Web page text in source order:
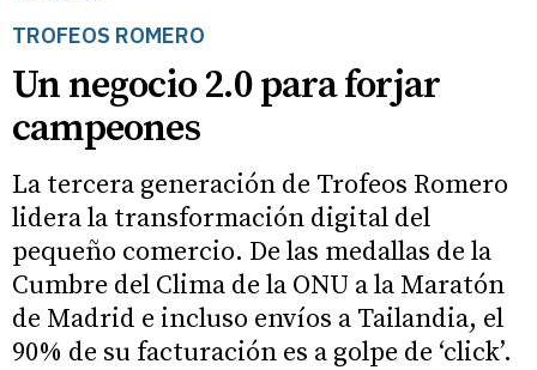
TROFEOS ROMERO
Un negocio 2.0 para forjar
campeones
La tercera generación de Trofeos Romero
lidera la transformación digital del
pequeño comercio. De las medallas de la
Cumbre del Clima de la ONU a la Maratón
de Madrid e incluso envíos a Tailandia, el
90% de su facturación es a golpe de ‘click’.